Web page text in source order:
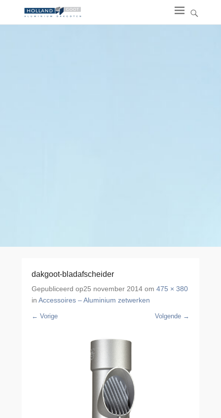
dakgoot-bladafscheider
Gepubliceerd op25 november 2014 om 475 × 380
in Accessoires – Aluminium zetwerken
← Vorige Volgende →